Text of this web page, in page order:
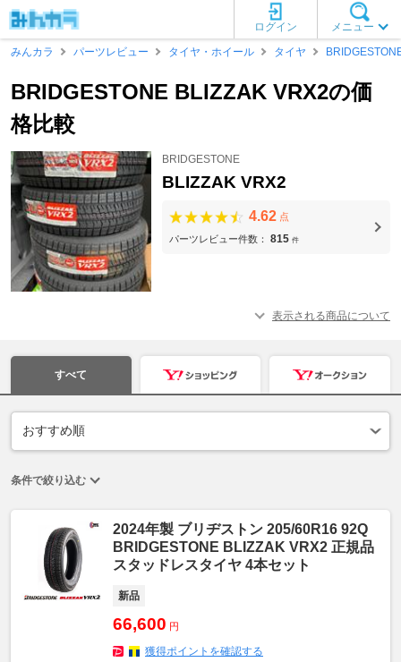
メニュー
ログイン
みんカラ
パーツレビュー タイヤ・ホイール タイヤ
BRIDGESTONE BLIZZAK VRX2の価
格比較
BRIDGESTONE
BLIZZAK VRX2
4.62 点
パーツレビュー件数： 815 件
表示される商品について
すべて
条件で絞り込む
2024年製 ブリヂストン 205/60R16 92Q
BRIDGESTONE BLIZZAK VRX2 正規品
スタッドレスタイヤ 4本セット
新品
66,600 円
獲得ポイントを確認する